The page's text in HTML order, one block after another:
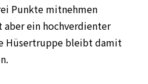
Punkte mitnehmen
aber ein hochverdienter
Hüsertruppe bleibt damit